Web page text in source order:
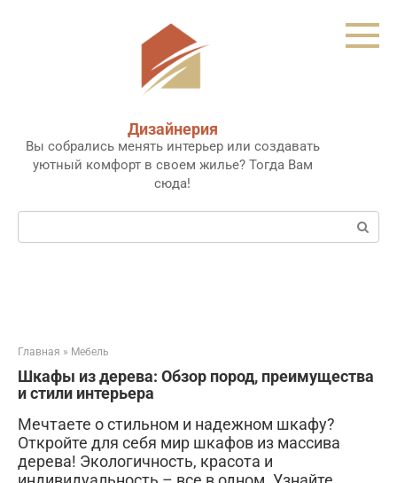
Дизайнерия
Вы собрались менять интерьер или создавать
уютный комфорт в своем жилье? Тогда Вам
сюда!
Поиск:
Главная » Мебель
Шкафы из дерева: Обзор пород, преимущества
и стили интерьера
Мечтаете о стильном и надежном шкафу?
Откройте для себя мир шкафов из массива
дерева! Экологичность, красота и